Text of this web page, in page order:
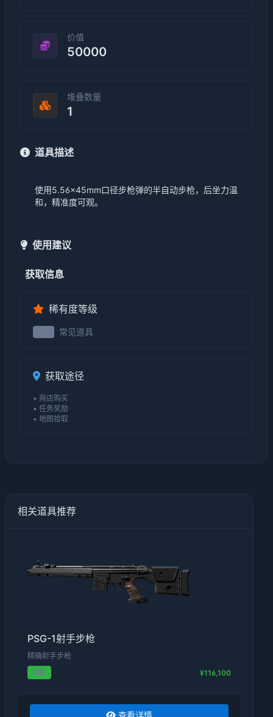
价值
50000
堆叠数量
1
道具描述
使用5.56×45mm口径步枪弹的半自动步枪，后坐力温
和，精准度可观。
使用建议
获取信息
稀有度等级
常见道具
获取途径
• 商店购买
• 任务奖励
• 地图拾取
相关道具推荐
PSG-1射手步枪
精确射手步枪
0级
¥116,100
查看详情